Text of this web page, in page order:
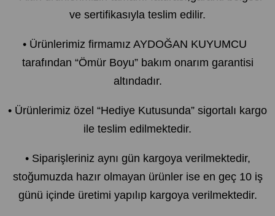
ve sertifikasıyla teslim edilir.
• Ürünlerimiz firmamız AYDOĞAN KUYUMCU
tarafından “Ömür Boyu” bakım onarım garantisi
altındadır.
• Ürünlerimiz özel “Hediye Kutusunda” sigortalı kargo
ile teslim edilmektedir.
• Siparişleriniz aynı gün kargoya verilmektedir,
stoğumuzda hazır olmayan ürünler ise en geç 10 iş
günü içinde üretimi yapılıp kargoya verilmektedir.